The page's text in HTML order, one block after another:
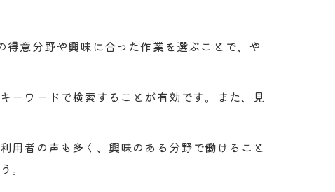
意分野や興味に合った作業を選ぶことで、や
ーワードで検索することが有効です。また、見
用者の声も多く、興味のある分野で働けること
。